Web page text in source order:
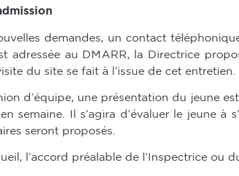
demandes, un contact
adressée au DMARR, la Directrice
du site se fait à l’issue de cet entretien.
d’équipe, une présentation du jeune
semaine. Il s’agira d’évaluer le jeune
seront proposés.
l’accord préalable de l’Inspectrice ou